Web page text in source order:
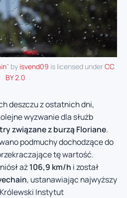
" by isvend09 is licensed underCC
BY 2.0
deszczu z ostatnich dni,
wyzwanie dla służb
związane z burzą Floriane.
podmuchy dochodzące do
tę wartość.
aż106,9 km/h i został
, ustanawiając najwyższy
Instytut